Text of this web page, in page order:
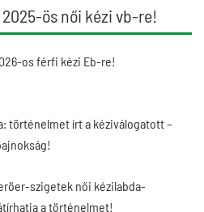
ös női kézi vb-re!
os férfi kézi Eb-re!
történelmet írt a kéziválogatott –
szigetek női kézilabda-
a történelmet!